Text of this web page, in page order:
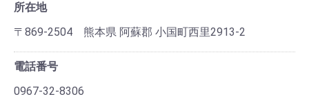
所在地
〒869-2504 熊本県 阿蘇郡 小国町西里2913-2
電話番号
0967-32-8306